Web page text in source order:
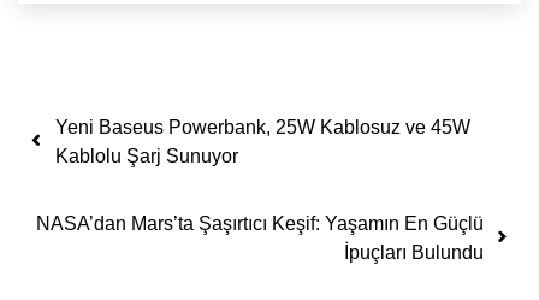
Yazı dolaşımı
Yeni Baseus Powerbank, 25W Kablosuz ve 45W
Kablolu Şarj Sunuyor
NASA’dan Mars’ta Şaşırtıcı Keşif: Yaşamın En Güçlü
İpuçları Bulundu